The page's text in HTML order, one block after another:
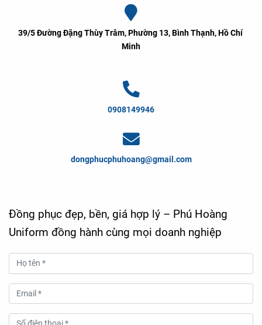
39/5 Đường Đặng Thùy Trâm, Phường 13, Bình Thạnh, Hồ Chí
Minh
0908149946
dongphucphuhoang@gmail.com
Đồng phục đẹp, bền, giá hợp lý – Phú Hoàng
Uniform đồng hành cùng mọi doanh nghiệp